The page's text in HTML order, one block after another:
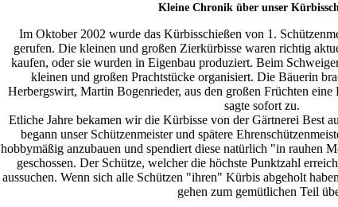
Kleine Chronik über unser
Im Oktober 2002 wurde das Kürbisschießen von 1.
gerufen. Die kleinen und großen Zierkürbisse waren richtig
kaufen, oder sie wurden in Eigenbau produziert. Beim
kleinen und großen Prachtstücke organisiert. Die Bäuerin
Herbergswirt, Martin Bogenrieder, aus den großen Früchten
sagte sofort zu.
Etliche Jahre bekamen wir die Kürbisse von der Gärtnerei Best
begann unser Schützenmeister und spätere
hobbymäßig anzubauen und spendiert diese natürlich "in rauhen
geschossen. Der Schütze, welcher die höchste Punktzahl
aussuchen. Wenn sich alle Schützen "ihren" Kürbis abgeholt
gehen zum gemütlichen Teil